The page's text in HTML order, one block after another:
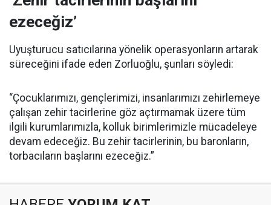
ezeceğiz’
Uyuşturucu satıcılarına yönelik operasyonların artarak
süreceğini ifade eden Zorluoğlu, şunları söyledi:
“Çocuklarımızı, gençlerimizi, insanlarımızı zehirlemeye
çalışan zehir tacirlerine göz açtırmamak üzere tüm
ilgili kurumlarımızla, kolluk birimlerimizle mücadeleye
devam edeceğiz. Bu zehir tacirlerinin, bu baronların,
torbacıların başlarını ezeceğiz.”